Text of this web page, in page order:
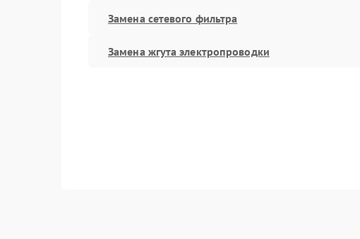
Замена сетевого фильтра
Замена жгута электропроводки